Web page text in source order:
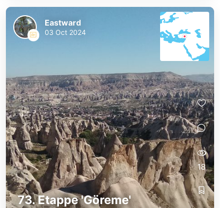
73. Etappe 'Göreme'
Eastward
03 Oct 2024
18